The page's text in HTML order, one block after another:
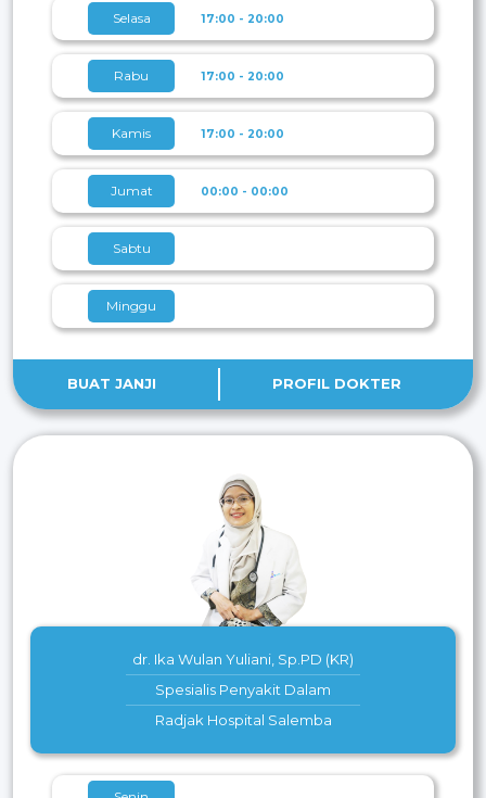
Selasa 17:00 - 20:00
Rabu 17:00 - 20:00
Kamis 17:00 - 20:00
Jumat 00:00 - 00:00
Sabtu
Minggu
BUAT JANJI PROFIL DOKTER
dr. Ika Wulan Yuliani, Sp.PD (KR)
Spesialis Penyakit Dalam
Radjak Hospital Salemba